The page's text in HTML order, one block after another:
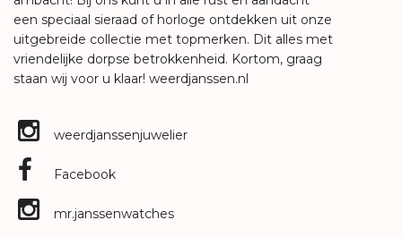
een speciaal sieraad of horloge ontdekken uit onze
uitgebreide collectie met topmerken. Dit alles met
vriendelijke dorpse betrokkenheid. Kortom, graag
staan wij voor u klaar! weerdjanssen.nl
weerdjanssenjuwelier
Facebook
mr.janssenwatches